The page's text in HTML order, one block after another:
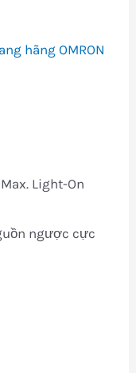
hãng OMRON
Light-On
ngược cực